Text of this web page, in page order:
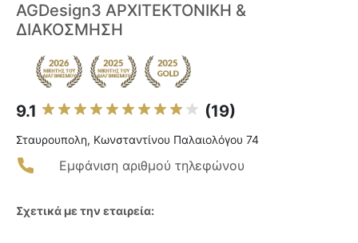
AGDesign3 ΑΡΧΙΤΕΚΤΟΝΙΚΗ &
ΔΙΑΚΟΣΜΗΣΗ
9.1 (19)
Σταυρουπολη, Κωνσταντίνου Παλαιολόγου 74
Εμφάνιση αριθμού τηλεφώνου
Σχετικά με την εταιρεία: